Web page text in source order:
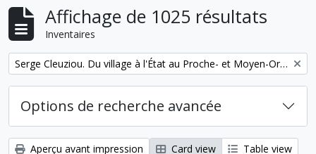
Affichage de 1025 résultats
Inventaires
Remove filter: Serge Cleuziou. Du village à l'État au Proche- et Moyen-Orient
Options de recherche avancée
Aperçu avant impression Card view
Table view